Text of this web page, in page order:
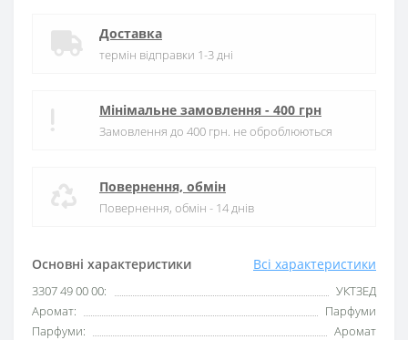
Основні характеристики Всі характеристики
3307 49 00 00:
УКТЗЕД
Аромат:
Парфуми
Парфуми:
Аромат
Доставка
термін відправки 1-3 дні
Мінімальне замовлення - 400 грн
Замовлення до 400 грн. не оброблюються
Повернення, обмін
Повернення, обмін - 14 днів